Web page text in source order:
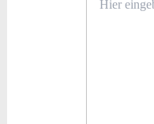
eingeben…